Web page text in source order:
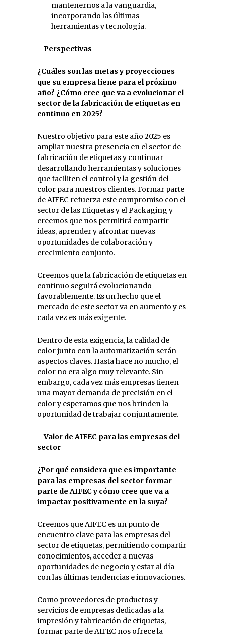
mantenernos a la vanguardia,
incorporando las últimas
herramientas y tecnología.
– Perspectivas
¿Cuáles son las metas y proyecciones
que su empresa tiene para el próximo
año? ¿Cómo cree que va a evolucionar el
sector de la fabricación de etiquetas en
continuo en 2025?
Nuestro objetivo para este año 2025 es
ampliar nuestra presencia en el sector de
fabricación de etiquetas y continuar
desarrollando herramientas y soluciones
que faciliten el control y la gestión del
color para nuestros clientes. Formar parte
de AIFEC refuerza este compromiso con el
sector de las Etiquetas y el Packaging y
creemos que nos permitirá compartir
ideas, aprender y afrontar nuevas
oportunidades de colaboración y
crecimiento conjunto.
Creemos que la fabricación de etiquetas en
continuo seguirá evolucionando
favorablemente. Es un hecho que el
mercado de este sector va en aumento y es
cada vez es más exigente.
Dentro de esta exigencia, la calidad de
color junto con la automatización serán
aspectos claves. Hasta hace no mucho, el
color no era algo muy relevante. Sin
embargo, cada vez más empresas tienen
una mayor demanda de precisión en el
color y esperamos que nos brinden la
oportunidad de trabajar conjuntamente.
– Valor de AIFEC para las empresas del
sector
¿Por qué considera que es importante
para las empresas del sector formar
parte de AIFEC y cómo cree que va a
impactar positivamente en la suya?
Creemos que AIFEC es un punto de
encuentro clave para las empresas del
sector de etiquetas, permitiendo compartir
conocimientos, acceder a nuevas
oportunidades de negocio y estar al día
con las últimas tendencias e innovaciones.
Como proveedores de productos y
servicios de empresas dedicadas a la
impresión y fabricación de etiquetas,
formar parte de AIFEC nos ofrece la